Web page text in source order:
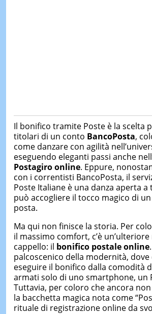
Il bonifico tramite Poste è la scelta
titolari di un conto BancoPosta,
come danzare con agilità
eseguendo eleganti passi anche
Postagiro online. Eppure,
con i correntisti BancoPosta, il
Poste Italiane è una danza aperta
può accogliere il tocco magico di
posta.
Ma qui non finisce la storia. Per
il massimo comfort, c’è un’ulteriore
cappello: il bonifico postale online
palcoscenico della modernità, dove
eseguire il bonifico dalla comodità
armati solo di uno smartphone, un
Tuttavia, per coloro che ancora
la bacchetta magica nota come
rituale di registrazione online da